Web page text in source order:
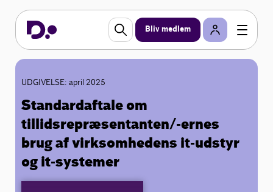
Bliv medlem
UDGIVELSE: april 2025
Standardaftale om
tillidsrepræsentanten/-ernes
brug af virksomhedens it-udstyr
og it-systemer